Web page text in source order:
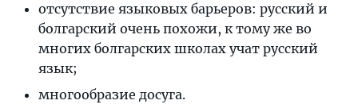
отсутствие языковых барьеров: русский и
болгарский очень похожи, к тому же во
многих болгарских школах учат русский
язык;
многообразие досуга.